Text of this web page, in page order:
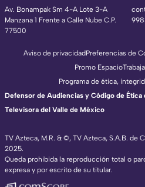
Av. Bonampak Sm 4-A Lote 3-A
Manzana 1 Frente a Calle Nube C.P.
77500
TV Azteca, M.R. & ©, TV Azteca, S.A.B. de
2025.
Queda prohibida la reproducción total o
expresa y por escrito de su titular.
Aviso de privacidadPreferencias de
Promo Espacio
Programa de ética,
Defensor de Audiencias y Código de Ética
Televisora del Valle de México